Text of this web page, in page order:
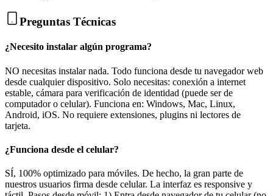
Preguntas Técnicas
¿Necesito instalar algún programa?
NO necesitas instalar nada. Todo funciona desde tu navegador web
desde cualquier dispositivo. Solo necesitas: conexión a internet
estable, cámara para verificación de identidad (puede ser de
computador o celular). Funciona en: Windows, Mac, Linux,
Android, iOS. No requiere extensiones, plugins ni lectores de
tarjeta.
¿Funciona desde el celular?
SÍ, 100% optimizado para móviles. De hecho, la gran parte de
nuestros usuarios firma desde celular. La interfaz es responsive y